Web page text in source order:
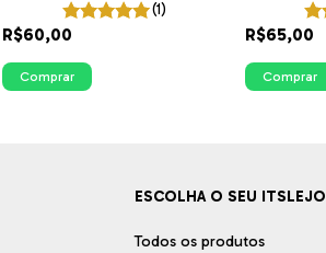
(1)
R$60,00
Comprar
R$65,00
Comprar
ESCOLHA O SEU ITSLEJO
Todos os produtos